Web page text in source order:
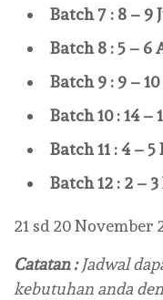
Batch 7 : 8 – 9
Batch 8 : 5 – 6
Batch 9 : 9 –
Batch 10 : 14 –
Batch 11 : 4 –
Batch 12 : 2 –
21 sd 20 November
Catatan :Jadwal
kebutuhan anda